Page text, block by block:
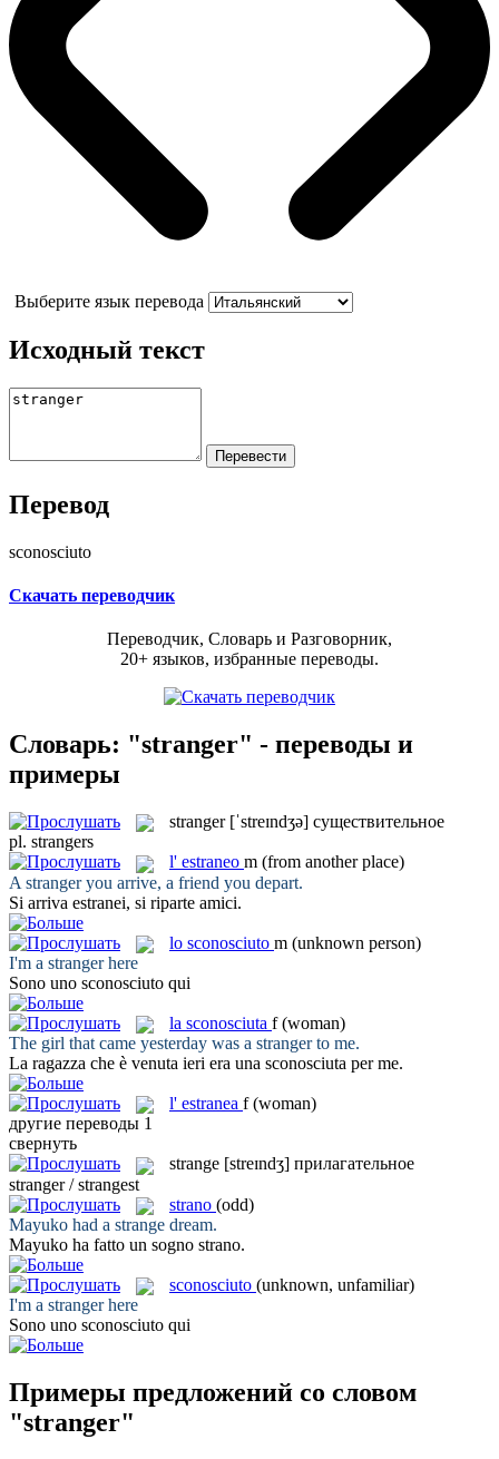
Выберите язык перевода
Исходный текст
Перевод
sconosciuto
Скачать переводчик
Переводчик, Словарь и Разговорник,
20+ языков, избранные переводы.
Словарь: "stranger" - переводы и
примеры
stranger [ˈstreɪndʒə] существительное
pl. strangers
l' estraneo m (from another place)
A strangeryou arrive, a friend you depart.
Si arriva estranei, si riparte amici.
lo sconosciuto m (unknown person)
I'm a strangerhere
Sono uno sconosciuto qui
la sconosciuta f (woman)
The girl that came yesterday was a strangerto me.
La ragazza che è venuta ieri era una sconosciuta per me.
l' estranea f (woman)
другие переводы 1
свернуть
strange [streɪndʒ] прилагательное
stranger / strangest
strano (odd)
Mayuko had a strange dream.
Mayuko ha fatto un sogno strano.
sconosciuto (unknown, unfamiliar)
I'm a strangerhere
Sono uno sconosciuto qui
Примеры предложений со словом
"stranger"